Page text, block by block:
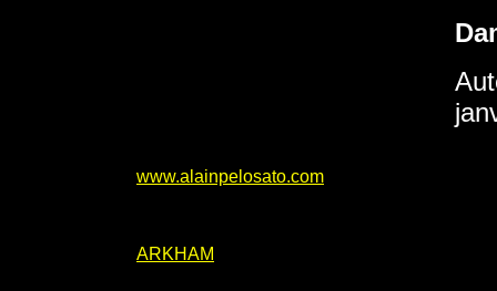
www.alainpelosato.com
ARKHAM